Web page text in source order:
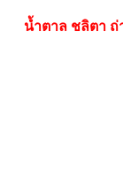
น้ำตาล ชลิตา ถ่